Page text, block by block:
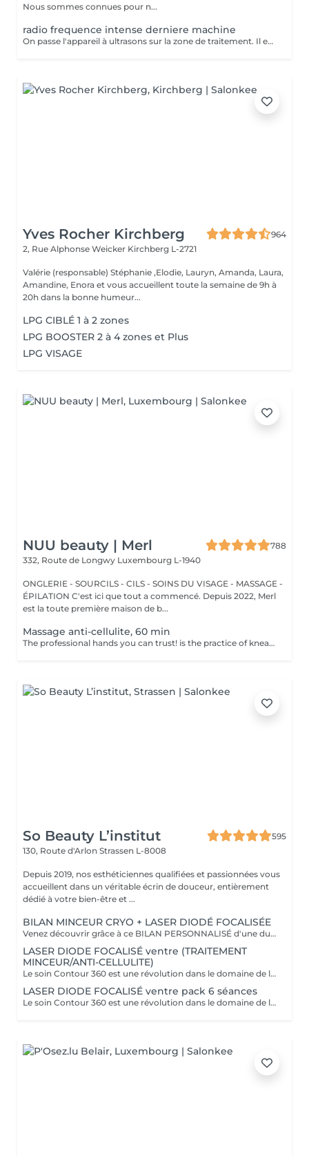
Nous sommes connues pour n...
radio frequence intense derniere machine
On passe l'appareil à ultrasons sur la zone de traitement. Il est possible de ressentir une légère sensation de chaleur pendant la séance mais la lipocavitation est indolore. La séance dure entre 40 minutes et 1h et vous pourrez reprendre vos activités quotidiennes normalement après le soin. Les resultats lissent la peau casse les capitons des la première seance
Yves Rocher Kirchberg
964
2, Rue Alphonse Weicker Kirchberg L-2721
Valérie (responsable) Stéphanie ,Elodie, Lauryn, Amanda, Laura,
Amandine, Enora et vous accueillent toute la semaine de 9h à
20h dans la bonne humeur...
LPG CIBLÉ 1 à 2 zones
LPG BOOSTER 2 à 4 zones et Plus
LPG VISAGE
NUU beauty | Merl
788
332, Route de Longwy Luxembourg L-1940
ONGLERIE - SOURCILS - CILS - SOINS DU VISAGE - MASSAGE -
ÉPILATION C'est ici que tout a commencé. Depuis 2022, Merl
est la toute première maison de b...
Massage anti-cellulite, 60 min
The professional hands you can trust! is the practice of kneading or manipulating a person's muscles and other soft-tissue in order to reduce stress, reduce muscle pain, increase relaxation and improve the work of the immune system. Benefits of getting an anti-cellulite massage: - improves blood circulation - congestion in the skin goes away - metabolic processes in cells and tissues are activated - muscles and tissues are saturated with oxygen and minerals - skin becomes smooth and elastic How is massage anti-cellulite done? - back is massaged - arms are massaged - legs are massaged - belly is massaged Age restrictions: recommended to do from 16 years. Post procedure recommendations: do not do sport and any sharp movements for 2-3 hours after the procedure. Frequency: 2-3 times per week, 10 times in total. Repeat once in 3-6 months.
So Beauty L’institut
595
130, Route d'Arlon Strassen L-8008
Depuis 2019, nos esthéticiennes qualifiées et passionnées vous
accueillent dans un véritable écrin de douceur, entièrement
dédié à votre bien-être et ...
BILAN MINCEUR CRYO + LASER DIODÉ FOCALISÉE
Venez découvrir grâce à ce BILAN PERSONNALISÉ d'une durée de 1h la formule la plus adapté pour vous afin d'atteindre vos objectifs ! Le soin Contour 360 est une révolution dans le domaine de l'esthétique corporelle. Si vous cherchez à affiner votre silhouette sans recourir à des interventions chirurgicales invasives, ce traitement est idéal ! Pourquoi opter pour le soin Contour 360 ? La technologie Contour 360 est adaptée à tous les types de peau et à diverses zones du corps. Que ce soit pour le ventre, les poignées d'amour, les cuisses ou les bras. Ce dispositif de body contouring combine trois traitements en un : la cryolipolyse augmentée, le laser diode focalisé et le palper-rouler mécanique. La cryolipolyse détruit les cellules adipeuses grâce à un froid intense, tandis que le laser diode stimule la production de collagène et l'élimination des triglycérides. Le palper-rouler mécanique améliore la circulation sanguine et lymphatique, combattant ainsi la rétention d'eau et la cellulite. Cette synergie permet des résultats visibles dès la première séance.
LASER DIODE FOCALISÉ ventre (TRAITEMENT
MINCEUR/ANTI-CELLULITE)
Le soin Contour 360 est une révolution dans le domaine de l'esthétique corporelle. Si vous cherchez à affiner votre silhouette sans recourir à des interventions chirurgicales invasives, ce traitement est idéal! Contour 360 ne se contente pas de réduire les graisses, elle améliore également la fermeté et la texture de la peau. Grâce à l'association du laser diode focalisé et du palper-rouler mécanique, la technologie stimule la production naturelle de collagène et d'élastine, deux composants essentiels pour une peau ferme et élastique. Le laser chauffe doucement les tissus, favorisant ainsi l'élimination des graisses et la tonicité de la peau. Le palper-rouler, quant à lui, reproduit un massage efficace, réduisant la cellulite et améliorant l'aspect général de la peau pour une silhouette redessinée et harmonieuse.
LASER DIODE FOCALISÉ ventre pack 6 séances
Le soin Contour 360 est une révolution dans le domaine de l'esthétique corporelle. Si vous cherchez à affiner votre silhouette sans recourir à des interventions chirurgicales invasives, ce traitement est idéal! Contour 360 ne se contente pas de réduire les graisses, elle améliore également la fermeté et la texture de la peau. Grâce à l'association du laser diode focalisé et du palper-rouler mécanique, la technologie stimule la production naturelle de collagène et d'élastine, deux composants essentiels pour une peau ferme et élastique. Le laser chauffe doucement les tissus, favorisant ainsi l'élimination des graisses et la tonicité de la peau. Le palper-rouler, quant à lui, reproduit un massage efficace, réduisant la cellulite et améliorant l'aspect général de la peau pour une silhouette redessinée et harmonieuse.